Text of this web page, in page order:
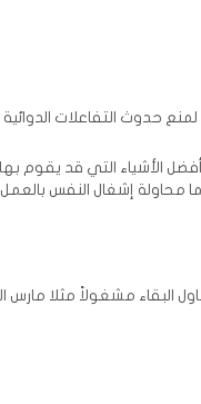
حدوث التفاعلات الدوائية و
الأشياء التي قد يقوم بها
محاولة إشغال النفس
البقاء مشغولاً مثلا مارس